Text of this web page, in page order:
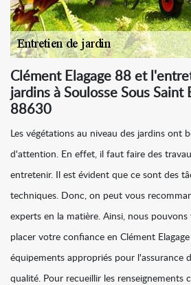
Clément Elagage 88 et
jardins à Soulosse Sous Saint
88630
Les végétations au niveau des jardins ont
d'attention. En effet, il faut faire des
entretenir. Il est évident que ce sont des
techniques. Donc, on peut vous
experts en la matière. Ainsi, nous
placer votre confiance en Clément
équipements appropriés pour l'assurance
qualité. Pour recueillir les renseignements